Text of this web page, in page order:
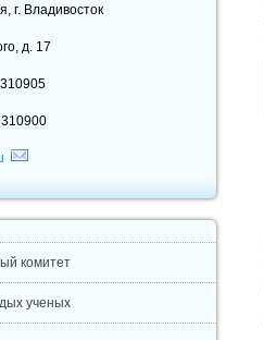
г. Владивосток
д. 17
комитет
ученых